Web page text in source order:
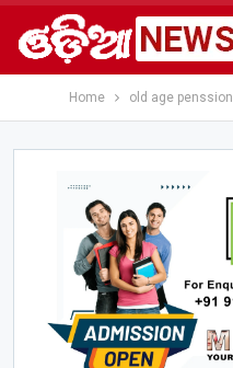
Home old age penssion